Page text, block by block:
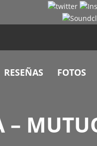
RESEÑAS FOTOS
–